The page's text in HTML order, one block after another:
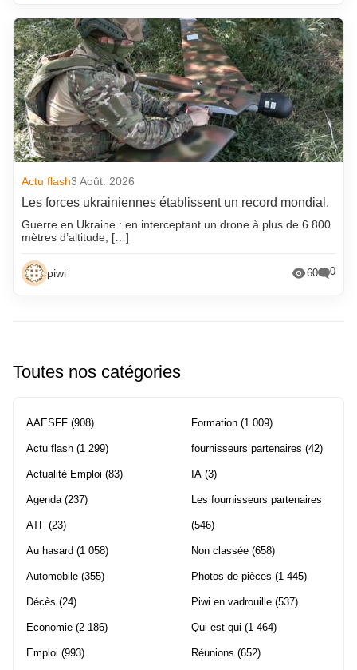
Actu flash3 Août. 2026
Les forces ukrainiennes établissent un record mondial.
Guerre en Ukraine : en interceptant un drone à plus de 6 800
mètres d’altitude, […]
piwi 60 0
Toutes nos catégories
AAESFF (908)
Actu flash (1 299)
Actualité Emploi (83)
Agenda (237)
ATF (23)
Au hasard (1 058)
Automobile (355)
Décès (24)
Economie (2 186)
Emploi (993)
Formation (1 009)
fournisseurs partenaires (42)
IA (3)
Les fournisseurs partenaires
(546)
Non classée (658)
Photos de pièces (1 445)
Piwi en vadrouille (537)
Qui est qui (1 464)
Réunions (652)